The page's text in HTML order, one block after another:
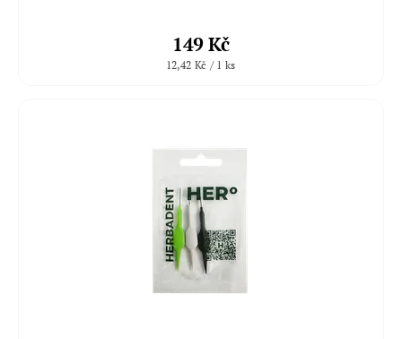
149 Kč
12,42 Kč / 1 ks